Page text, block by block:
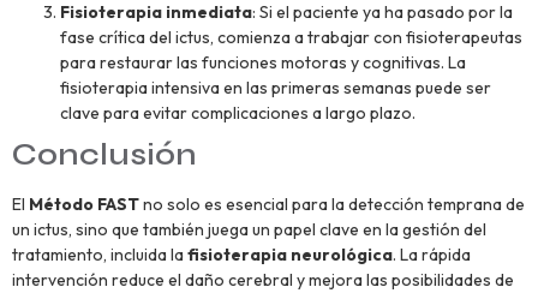
Fisioterapia inmediata: Si el paciente ya ha pasado por la
fase crítica del ictus, comienza a trabajar con fisioterapeutas
para restaurar las funciones motoras y cognitivas. La
fisioterapia intensiva en las primeras semanas puede ser
clave para evitar complicaciones a largo plazo.
Conclusión
El Método FASTno solo es esencial para la detección temprana de
un ictus, sino que también juega un papel clave en la gestión del
tratamiento, incluida la fisioterapia neurológica. La rápida
intervención reduce el daño cerebral y mejora las posibilidades de